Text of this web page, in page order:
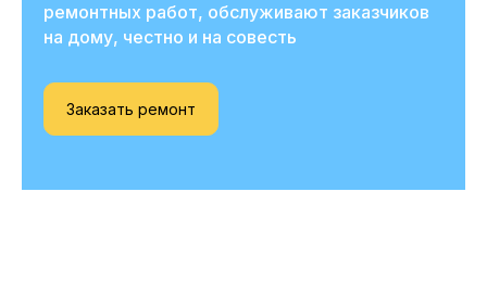
ремонтных работ, обслуживают заказчиков
на дому, честно и на совесть
Заказать ремонт